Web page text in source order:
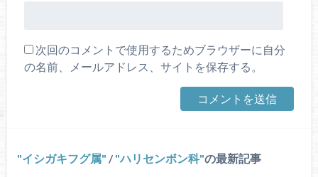
次回のコメントで使用するためブラウザーに自分
の名前、メールアドレス、サイトを保存する。
イシガキフグ属 / ハリセンボン科 の最新記事